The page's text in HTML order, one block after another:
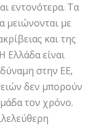
εντονότερα. Τα
μειώνονται με
και της
Ελλάδα είναι
στην ΕΕ,
δεν μπορούν
τον χρόνο.